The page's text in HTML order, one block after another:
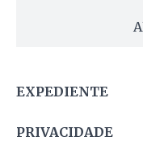
EXPEDIENTE
PRIVACIDADE